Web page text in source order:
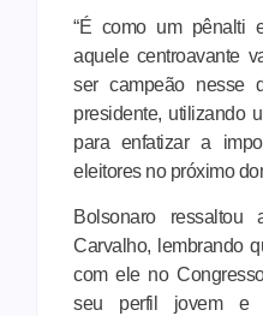
“É como um pênalti
aquele centroavante
ser campeão nesse
presidente, utilizando
para enfatizar a
eleitores no próximo
Bolsonaro ressaltou
Carvalho, lembrando
com ele no
seu perfil jovem e